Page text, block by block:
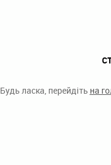
Будь ласка, перейдіть на